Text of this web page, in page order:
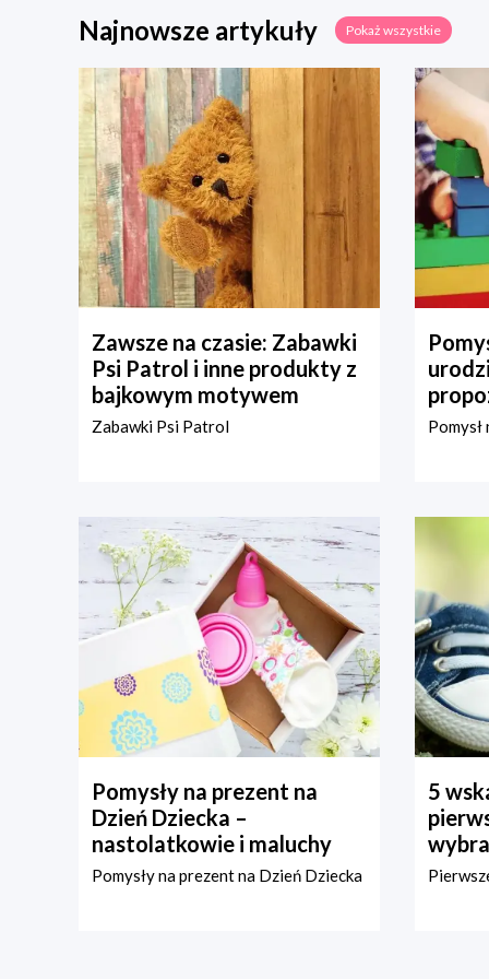
Najnowsze artykuły Pokaż wszystkie
Zawsze na czasie: Zabawki
Psi Patrol i inne produkty z
bajkowym motywem
Zabawki Psi Patrol
Pomysły na prezent na
Dzień Dziecka –
nastolatkowie i maluchy
Pomysły na prezent na Dzień Dziecka
5